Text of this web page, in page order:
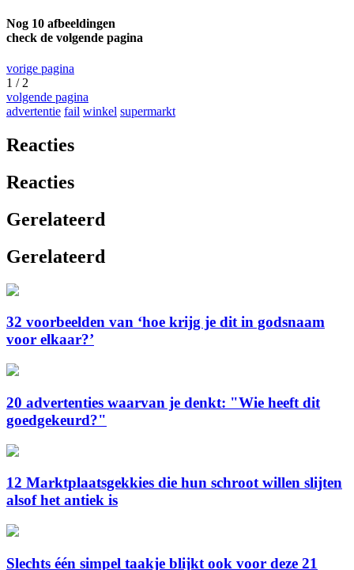
Nog 10 afbeeldingen
check de volgende pagina
vorige pagina
1 / 2
volgende pagina
advertentie fail winkel supermarkt
Reacties
Reacties
Gerelateerd
Gerelateerd
32 voorbeelden van ‘hoe krijg je dit in godsnaam
voor elkaar?’
20 advertenties waarvan je denkt: "Wie heeft dit
goedgekeurd?"
12 Marktplaatsgekkies die hun schroot willen slijten
alsof het antiek is
Slechts één simpel taakje blijkt ook voor deze 21